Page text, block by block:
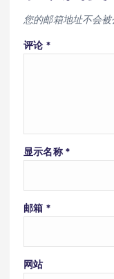
您的邮箱地址不会被
评论 *
显示名称 *
邮箱 *
网站